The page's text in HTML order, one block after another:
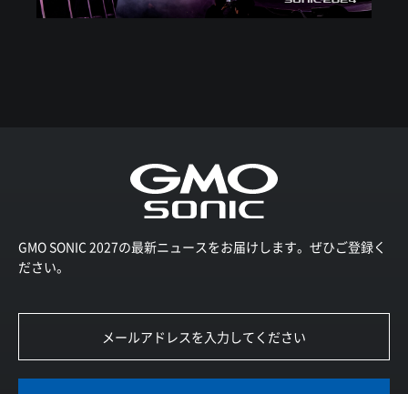
GMO SONIC 2027の最新ニュースをお届けします。ぜひご登録く
ださい。